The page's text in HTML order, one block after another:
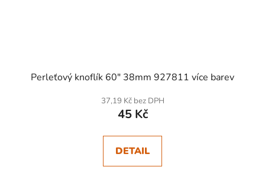
Perleťový knoflík 60" 38mm 927811 více barev
37,19 Kč bez DPH
45 Kč
DETAIL